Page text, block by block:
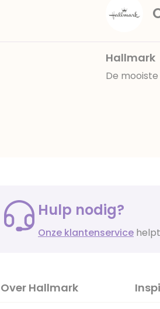
Hallmark
De
Hulp nodig?
Onze klantenservice
Over Hallmark